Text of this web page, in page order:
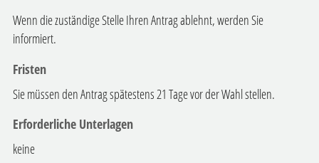
Wenn die zuständige Stelle Ihren Antrag ablehnt, werden Sie
informiert.
Fristen
Sie müssen den Antrag spätestens 21 Tage vor der Wahl stellen.
Erforderliche Unterlagen
keine